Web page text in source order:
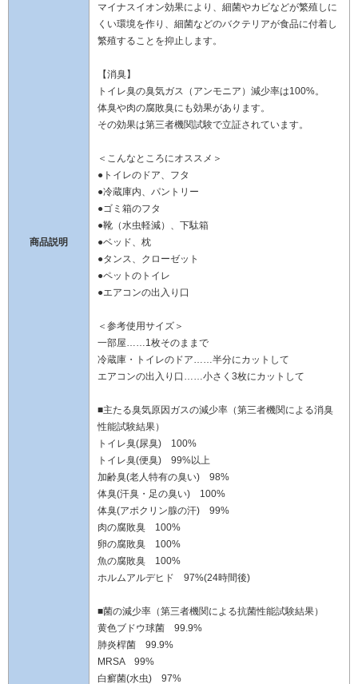
商品説明
マイナスイオン効果により、細菌やカビなどが繁殖しに
くい環境を作り、細菌などのバクテリアが食品に付着し
繁殖することを抑止します。
【消臭】
トイレ臭の臭気ガス（アンモニア）減少率は100%。
体臭や肉の腐敗臭にも効果があります。
その効果は第三者機関試験で立証されています。
＜こんなところにオススメ＞
●トイレのドア、フタ
●冷蔵庫内、パントリー
●ゴミ箱のフタ
●靴（水虫軽減）、下駄箱
●ベッド、枕
●タンス、クローゼット
●ペットのトイレ
●エアコンの出入り口
＜参考使用サイズ＞
一部屋……1枚そのままで
冷蔵庫・トイレのドア……半分にカットして
エアコンの出入り口……小さく3枚にカットして
■主たる臭気原因ガスの減少率（第三者機関による消臭
性能試験結果）
トイレ臭(尿臭) 100%
トイレ臭(便臭) 99%以上
加齢臭(老人特有の臭い) 98%
体臭(汗臭・足の臭い) 100%
体臭(アポクリン腺の汗) 99%
肉の腐敗臭 100%
卵の腐敗臭 100%
魚の腐敗臭 100%
ホルムアルデヒド 97%(24時間後)
■菌の減少率（第三者機関による抗菌性能試験結果）
黄色ブドウ球菌 99.9%
肺炎桿菌 99.9%
MRSA 99%
白癬菌(水虫) 97%